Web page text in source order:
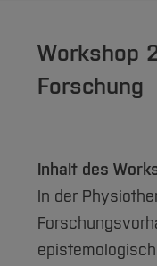
Workshop
Forschung
Inhalt des
In der